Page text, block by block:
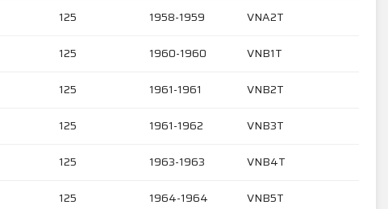
125 1958-1959 VNA2T
125 1960-1960 VNB1T
125 1961-1961 VNB2T
125 1961-1962 VNB3T
125 1963-1963 VNB4T
125 1964-1964 VNB5T